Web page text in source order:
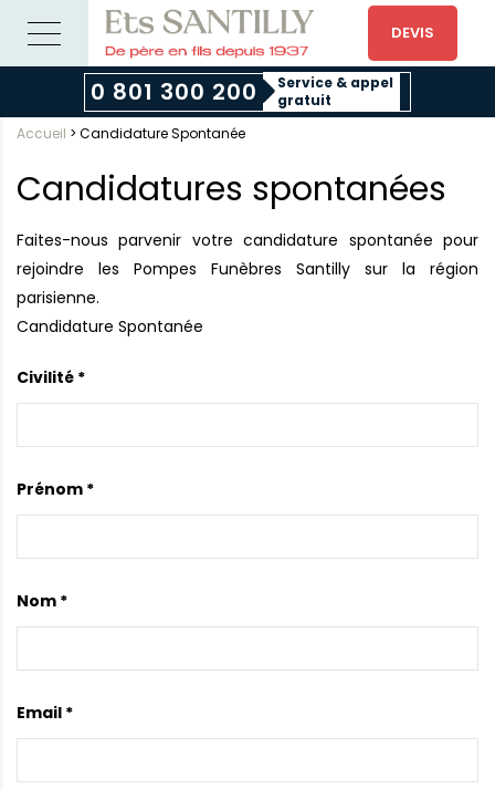
DEVIS
0 801 300 200
Service & appel
gratuit
Accueil > Candidature Spontanée
Candidatures spontanées
Faites-nous parvenir votre candidature spontanée pour
rejoindre les Pompes Funèbres Santilly sur la région
parisienne.
Candidature Spontanée
Civilité *
Prénom *
Nom *
Email *